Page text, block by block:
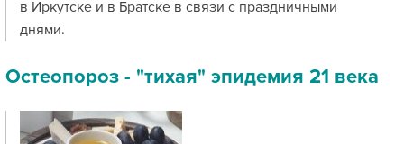
в Иркутске и в Братске в связи с праздничными
днями.
Остеопороз - "тихая" эпидемия 21 века